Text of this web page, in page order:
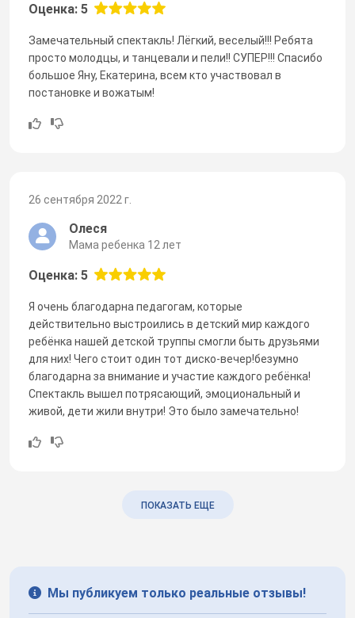
Оценка: 5
Замечательный спектакль! Лёгкий, веселый!!! Ребята
просто молодцы, и танцевали и пели!! СУПЕР!!! Спасибо
большое Яну, Екатерина, всем кто участвовал в
постановке и вожатым!
26 сентября 2022 г.
Олеся
Мама ребенка 12 лет
Оценка: 5
Я очень благодарна педагогам, которые
действительно выстроились в детский мир каждого
ребёнка нашей детской труппы смогли быть друзьями
для них! Чего стоит один тот диско-вечер!безумно
благодарна за внимание и участие каждого ребёнка!
Спектакль вышел потрясающий, эмоциональный и
живой, дети жили внутри! Это было замечательно!
ПОКАЗАТЬ ЕЩЕ
Мы публикуем только реальные отзывы!